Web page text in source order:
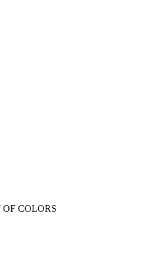
COLORS